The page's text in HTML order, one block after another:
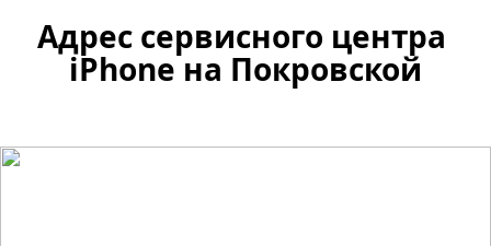
Адрес сервисного центра
iPhone на Покровской